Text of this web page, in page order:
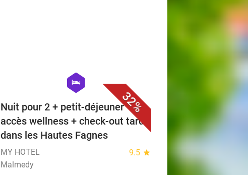
32%
hexagon
hotel
Nuit pour 2 + petit-déjeuner +
accès wellness + check-out tardif
dans les Hautes Fagnes
MY HOTEL 9.5 star
Malmedy